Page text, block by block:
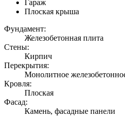
Гараж
Плоская крыша
Фундамент:
Железобетонная плита
Стены:
Кирпич
Перекрытия:
Монолитное
Кровля:
Плоская
Фасад:
Камень, фасадные панели